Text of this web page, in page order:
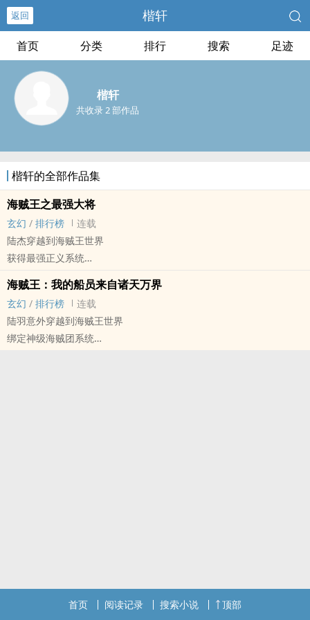
返回 楷轩
首页 分类 排行 搜索 足迹
楷轩
共收录 2 部作品
楷轩的全部作品集
海贼王之最强大将
玄幻 / 排行榜
连载
陆杰穿越到海贼王世界
获得最强正义系统
劳资可是数千万悬赏金的大海贼——斩了！
我可是七武海的人——斩了！
本大爷是四皇旗下——斩了！
你可知道捕奴船是天龙人罩着的——斩了！
海贼王：我的船员来自诸天万界
玄幻 / 排行榜
连载
陆羽意外穿越到海贼王世界
绑定神级海贼团系统
首页 阅读记录 搜索小说 顶部